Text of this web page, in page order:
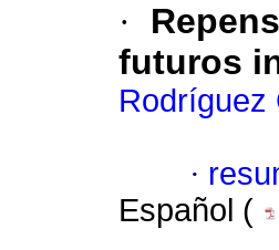
·
futuros
Rodríguez
·
Español (